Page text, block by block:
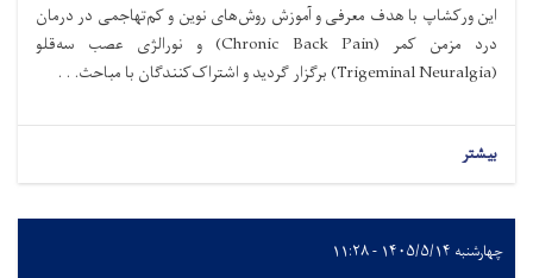
این ورکشاپ با هدف معرفی و آموزش روش‌های نوین و کم‌تهاجمی در درمان
درد مزمن کمر (Chronic Back Pain) و نورالژی عصب سه‌قلو
(Trigeminal Neuralgia) برگزار گردید و اشتراک‌کنندگان با مباحث. . .
بیشتر
چهارشنبه ۱۴۰۵/۵/۱۴ - ۱۱:۲۸